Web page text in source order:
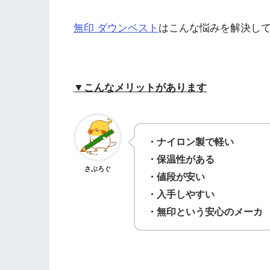
無印 ダウンベスト はこんな悩みを解決し
▼こんなメリットがあります
さぶろぐ
・ナイロン製で軽い
・保温性がある
・値段が安い
・入手しやすい
・無印という安心のメーカ